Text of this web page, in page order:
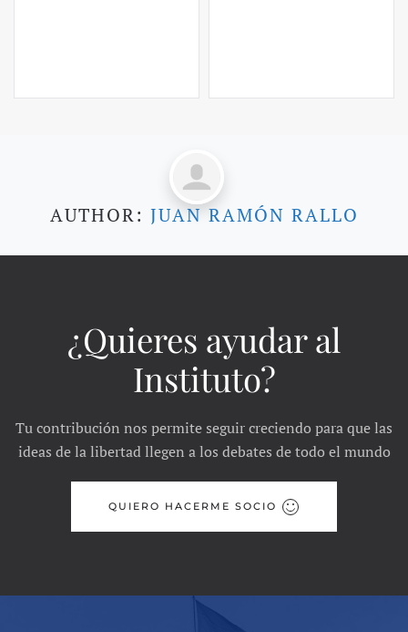
AUTHOR: JUAN RAMÓN RALLO
¿Quieres ayudar al
Instituto?
Tu contribución nos permite seguir creciendo para que las
ideas de la libertad llegen a los debates de todo el mundo
QUIERO HACERME SOCIO